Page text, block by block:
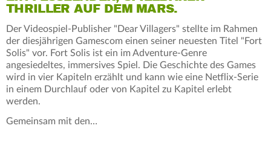
THRILLER AUF DEM MARS.
Der Videospiel-Publisher "Dear Villagers" stellte im Rahmen
der diesjährigen Gamescom einen seiner neuesten Titel "Fort
Solis" vor. Fort Solis ist ein im Adventure-Genre
angesiedeltes, immersives Spiel. Die Geschichte des Games
wird in vier Kapiteln erzählt und kann wie eine Netflix-Serie
in einem Durchlauf oder von Kapitel zu Kapitel erlebt
werden.
Gemeinsam mit den…